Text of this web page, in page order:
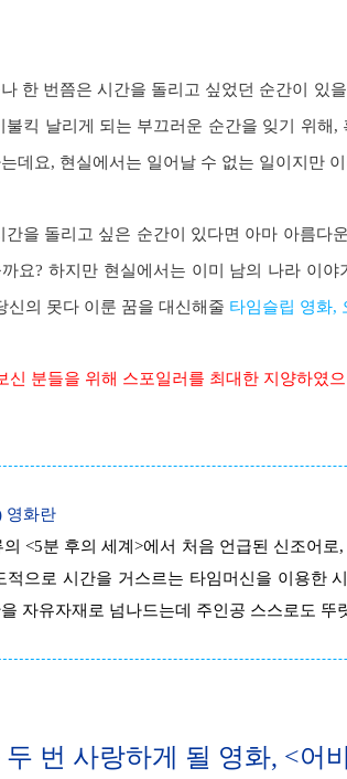
한 번쯤은 시간을 돌리고 싶었던 순간이 있
불킥 날리게 되는 부끄러운 순간을 잊기 위
데요, 현실에서는 일어날 수 없는 일이지만
간을 돌리고 싶은 순간이 있다면 아마 아름다
요? 하지만 현실에서는 이미 남의 나라 이
신의 못다 이룬 꿈을 대신해줄 타임슬립 영화,
분들을 위해 스포일러를 최대한 지양하였
영화란
<5분 후의 세계>에서 처음 언급된 신조어
적으로 시간을 거스르는 타임머신을 이용한
자유자재로 넘나드는데 주인공 스스로도
번 사랑하게 될 영화, <어